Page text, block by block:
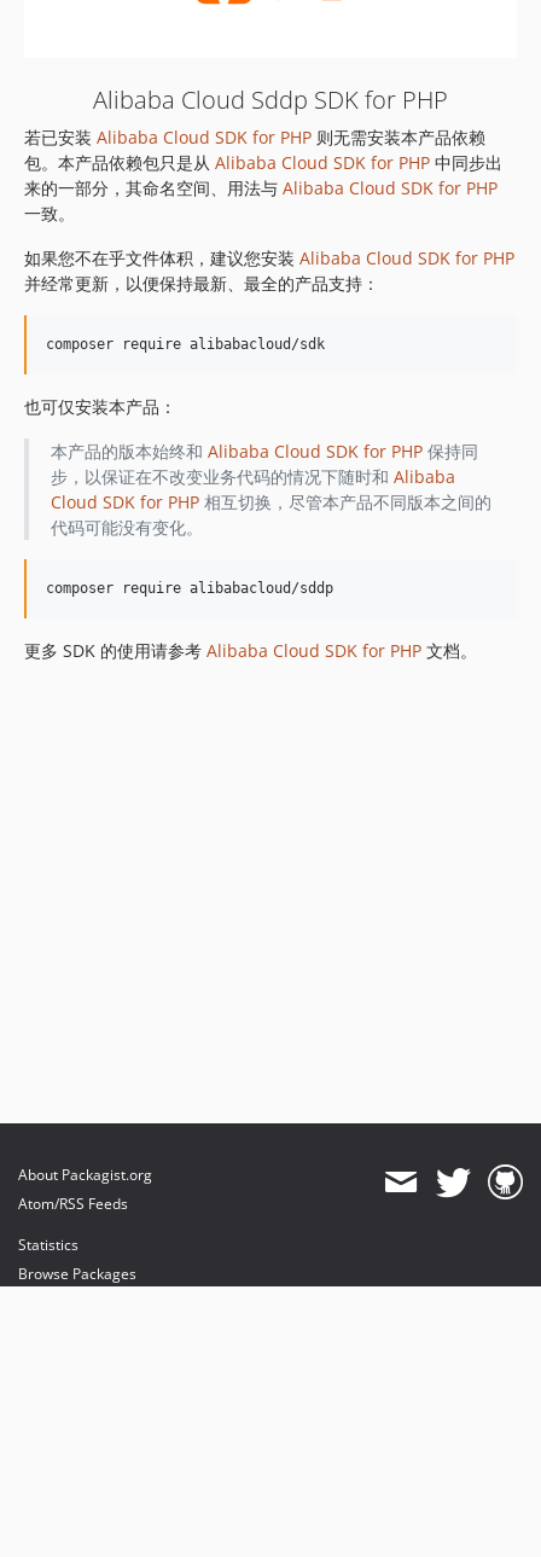
Alibaba Cloud Sddp SDK for PHP
若已安装 Alibaba Cloud SDK for PHP 则无需安装本产品依赖
包。本产品依赖包只是从 Alibaba Cloud SDK for PHP 中同步出
来的一部分，其命名空间、用法与 Alibaba Cloud SDK for PHP
一致。
如果您不在乎文件体积，建议您安装 Alibaba Cloud SDK for PHP
并经常更新，以便保持最新、最全的产品支持：
也可仅安装本产品：
本产品的版本始终和 Alibaba Cloud SDK for PHP保持同
步，以保证在不改变业务代码的情况下随时和 Alibaba
Cloud SDK for PHP相互切换，尽管本产品不同版本之间的
代码可能没有变化。
更多 SDK 的使用请参考 Alibaba Cloud SDK for PHP 文档。
About Packagist.org
Atom/RSS Feeds
Statistics
Browse Packages